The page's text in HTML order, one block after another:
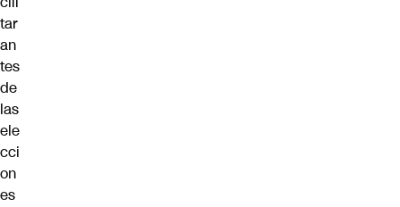
tar
an
tes
de
las
ele
cci
on
es